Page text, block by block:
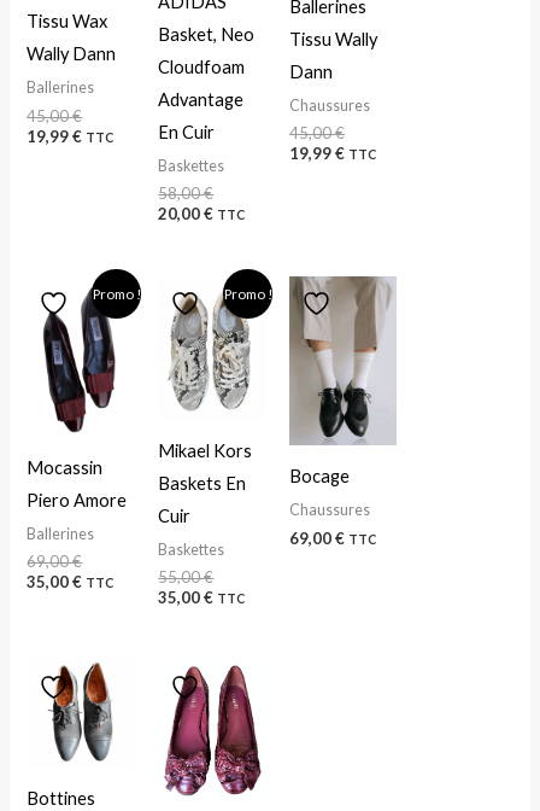
Tissu Wax
Wally Dann
Ballerines
45,00€
19,99€ TTC
Basket, Neo
Cloudfoam
Advantage
En Cuir
Baskettes
58,00€
20,00€ TTC
Ballerines
Tissu Wally
Dann
Chaussures
45,00€
19,99€ TTC
Promo !
Mocassin
Piero Amore
Ballerines
69,00€
Le
prix
initial
était :
69,00 €.
35,00€
Le
prix
actuel
est :
35,00 €.
TTC
Promo !
Mikael Kors
Baskets En
Cuir
Baskettes
55,00€
Le
prix
initial
était :
55,00 €.
35,00€
Le
prix
actuel
est :
35,00 €.
TTC
Bocage
Chaussures
69,00€ TTC
Bottines